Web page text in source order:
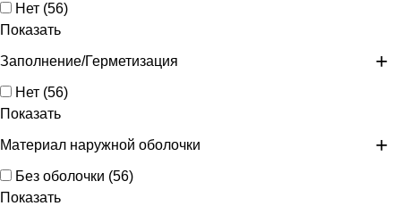
Нет (56)
Показать
Заполнение/Герметизация
Нет (56)
Показать
Материал наружной оболочки
Без оболочки (56)
Показать